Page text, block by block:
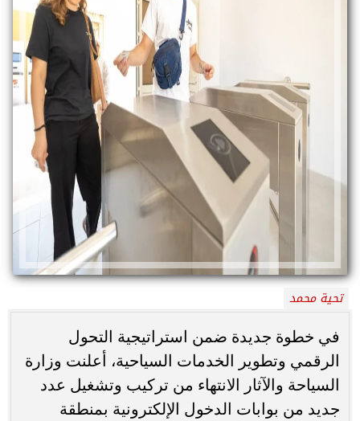
تحية محمد
في خطوة جديدة ضمن استراتيجية التحول
الرقمي وتطوير الخدمات السياحية، أعلنت وزارة
السياحة والآثار الانتهاء من تركيب وتشغيل عدد
جديد من بوابات الدخول الإلكترونية بمنطقة